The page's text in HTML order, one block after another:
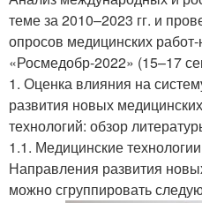
теме за 2010–2023 гг. и
опросов медицинских
«Росмедобр-2022» (15–17
1. Оценка влияния на
развития новых
технологий: обзор
1.1. Медицинские технологии
Направления развития
можно сгруппировать